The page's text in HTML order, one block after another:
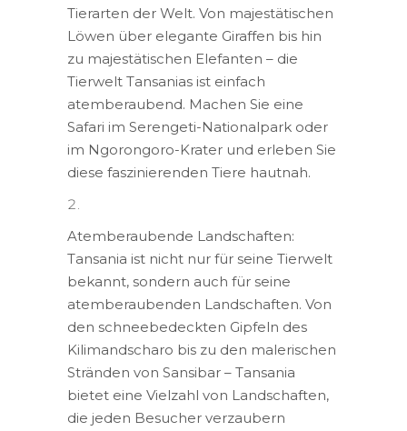
Tierarten der Welt. Von majestätischen
Löwen über elegante Giraffen bis hin
zu majestätischen Elefanten – die
Tierwelt Tansanias ist einfach
atemberaubend. Machen Sie eine
Safari im Serengeti-Nationalpark oder
im Ngorongoro-Krater und erleben Sie
diese faszinierenden Tiere hautnah.
Atemberaubende Landschaften:
Tansania ist nicht nur für seine Tierwelt
bekannt, sondern auch für seine
atemberaubenden Landschaften. Von
den schneebedeckten Gipfeln des
Kilimandscharo bis zu den malerischen
Stränden von Sansibar – Tansania
bietet eine Vielzahl von Landschaften,
die jeden Besucher verzaubern